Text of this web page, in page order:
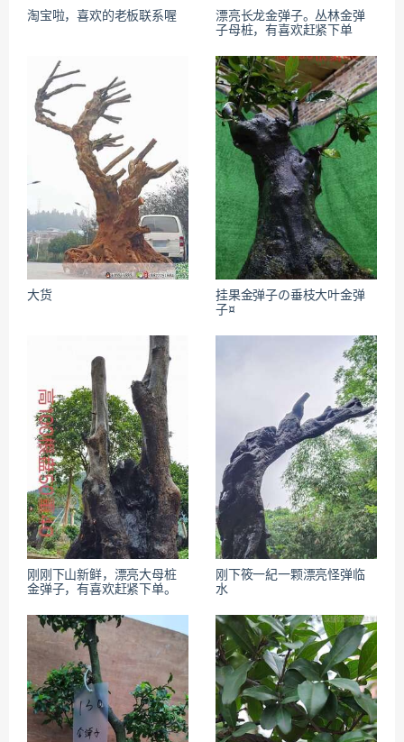
淘宝啦，喜欢的老板联系喔
漂亮长龙金弹子。丛林金弹
子母桩，有喜欢赶紧下单
大货
挂果金弹子の垂枝大叶金弹
子¤
刚刚下山新鲜，漂亮大母桩
金弹子，有喜欢赶紧下单。
刚下筱⼀紀一颗漂亮怪弹临
水